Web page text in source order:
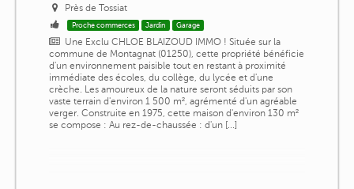
Près de Tossiat
Proche commerces Jardin Garage
Une Exclu CHLOE BLAIZOUD IMMO ! Située sur la
commune de Montagnat (01250), cette propriété bénéficie
d'un environnement paisible tout en restant à proximité
immédiate des écoles, du collège, du lycée et d'une
crèche. Les amoureux de la nature seront séduits par son
vaste terrain d'environ 1 500 m², agrémenté d'un agréable
verger. Construite en 1975, cette maison d'environ 130 m²
se compose : Au rez-de-chaussée : d'un [...]